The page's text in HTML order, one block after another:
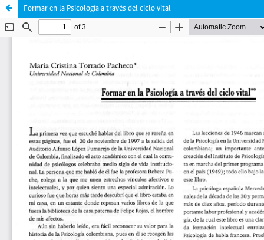
Formar en la Psicología a través del ciclo vital